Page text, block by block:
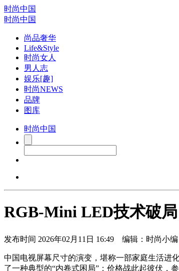
时尚中国
时尚中国
尚品奢华
Life&Style
时尚女人
男人志
娱乐[趣]
时尚NEWS
品牌
图库
时尚中国
RGB-Mini LED技术破
发布时间 2026年02月11日 16:49 编辑：时尚小
中国电视屏幕尺寸的演变，堪称一部家庭生活进
了一种典型的“内卷式困局”：价格战此起彼伏，